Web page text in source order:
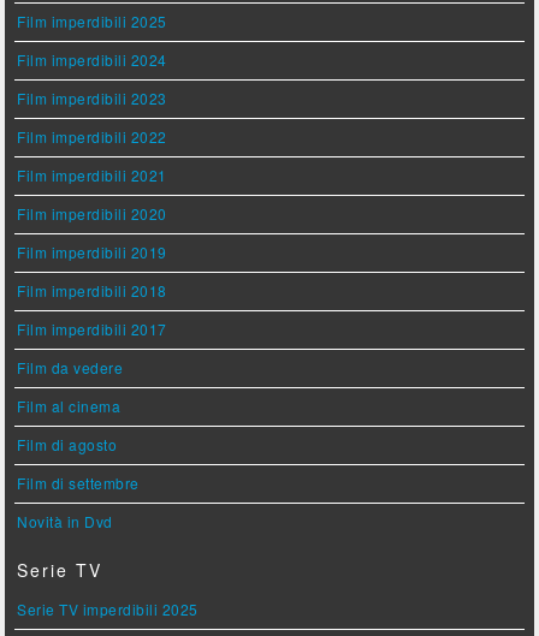
Film imperdibili 2025
Film imperdibili 2024
Film imperdibili 2023
Film imperdibili 2022
Film imperdibili 2021
Film imperdibili 2020
Film imperdibili 2019
Film imperdibili 2018
Film imperdibili 2017
Film da vedere
Film al cinema
Film di agosto
Film di settembre
Novità in Dvd
Serie TV
Serie TV imperdibili 2025